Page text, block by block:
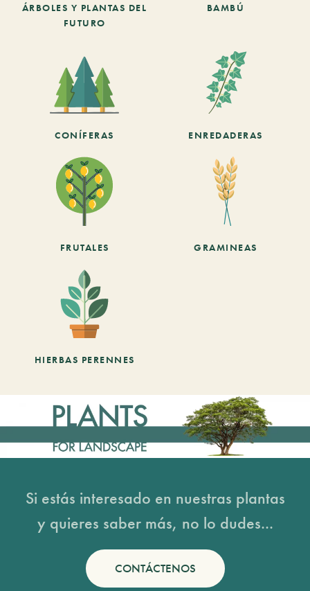
ÁRBOLES Y PLANTAS DEL
FUTURO
BAMBÚ
CONÍFERAS ENREDADERAS
FRUTALES GRAMINEAS
HIERBAS PERENNES
Si estás interesado en nuestras plantas
y quieres saber más, no lo dudes...
CONTÁCTENOS